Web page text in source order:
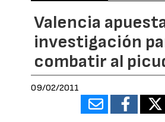
Valencia
investigación
combatir al
09/02/2011